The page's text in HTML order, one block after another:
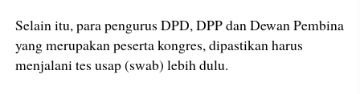
Selain itu, para pengurus DPD, DPP dan Dewan Pembina
yang merupakan peserta kongres, dipastikan harus
menjalani tes usap (swab) lebih dulu.